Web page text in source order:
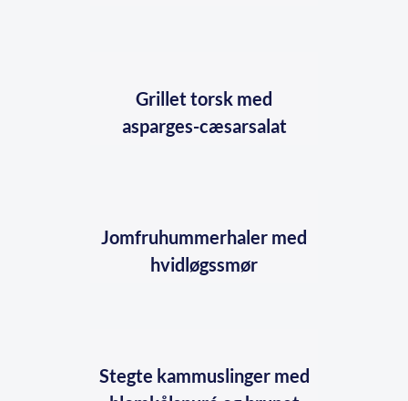
Grillet torsk med
asparges-cæsarsalat
Jomfruhummerhaler med
hvidløgssmør
Stegte kammuslinger med